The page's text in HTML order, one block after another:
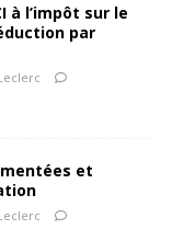
à l’impôt sur le
par
et